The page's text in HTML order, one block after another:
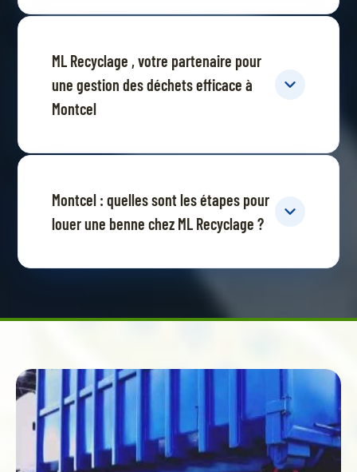
ML Recyclage , votre partenaire pour
une gestion des déchets efficace à
Montcel
Montcel : quelles sont les étapes pour
louer une benne chez ML Recyclage ?